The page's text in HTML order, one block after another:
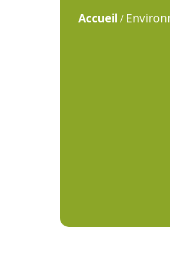
Accueil /